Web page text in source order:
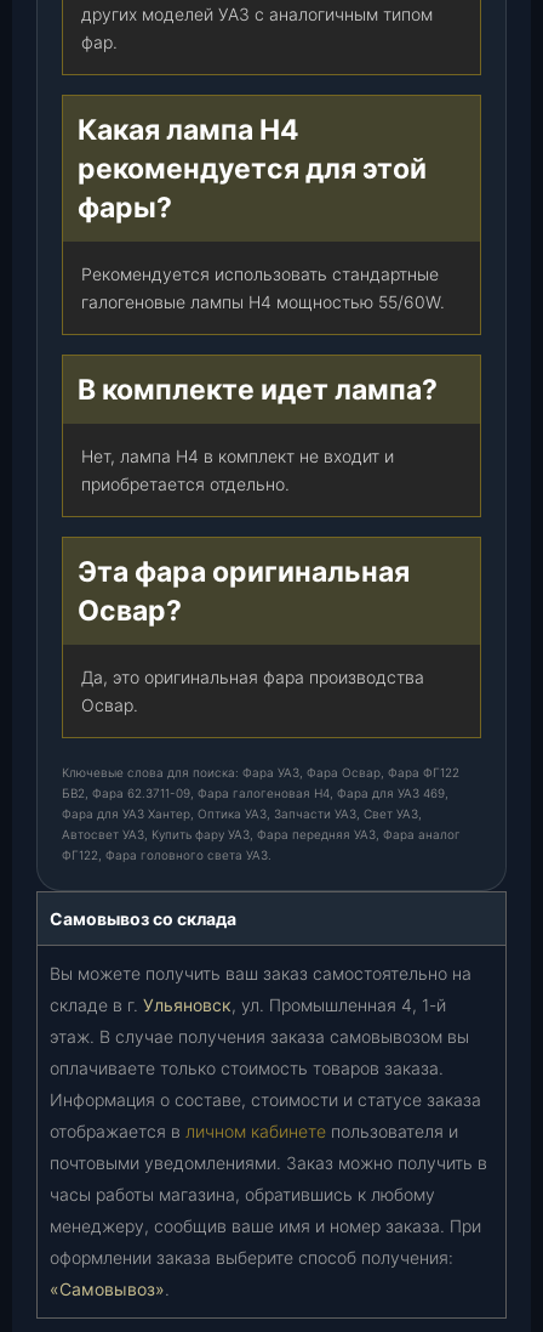
других моделей УАЗ с аналогичным типом
фар.
Какая лампа H4
рекомендуется для этой
фары?
Рекомендуется использовать стандартные
галогеновые лампы H4 мощностью 55/60W.
В комплекте идет лампа?
Нет, лампа H4 в комплект не входит и
приобретается отдельно.
Эта фара оригинальная
Освар?
Да, это оригинальная фара производства
Освар.
Ключевые слова для поиска: Фара УАЗ, Фара Освар, Фара ФГ122
БВ2, Фара 62.3711-09, Фара галогеновая H4, Фара для УАЗ 469,
Фара для УАЗ Хантер, Оптика УАЗ, Запчасти УАЗ, Свет УАЗ,
Автосвет УАЗ, Купить фару УАЗ, Фара передняя УАЗ, Фара аналог
ФГ122, Фара головного света УАЗ.
Самовывоз со склада
Вы можете получить ваш заказ самостоятельно на
складе в г. Ульяновск, ул. Промышленная 4, 1-й
этаж. В случае получения заказа самовывозом вы
оплачиваете только стоимость товаров заказа.
Информация о составе, стоимости и статусе заказа
отображается в личном кабинете пользователя и
почтовыми уведомлениями. Заказ можно получить в
часы работы магазина, обратившись к любому
менеджеру, сообщив ваше имя и номер заказа. При
оформлении заказа выберите способ получения:
«Самовывоз».